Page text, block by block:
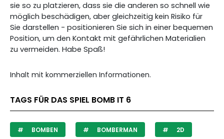
sie so zu platzieren, dass sie die anderen so schnell wie
möglich beschädigen, aber gleichzeitig kein Risiko für
Sie darstellen - positionieren Sie sich in einer bequemen
Position, um den Kontakt mit gefährlichen Materialien
zu vermeiden. Habe Spaß!
Inhalt mit kommerziellen Informationen.
TAGS FÜR DAS SPIEL BOMB IT 6
BOMBEN BOMBERMAN 2D